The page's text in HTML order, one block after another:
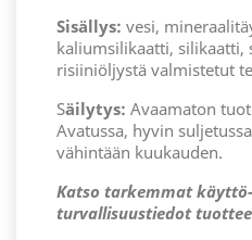
Sisällys: vesi,
kaliumsilikaatti, silikaatti,
risiiniöljystä valmistetut
Säilytys: Avaamaton
Avatussa, hyvin
vähintään kuukauden.
Katso tarkemmat
turvallisuustiedot